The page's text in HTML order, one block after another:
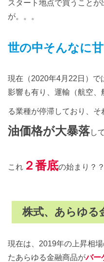
スタート地点で買うこと
が。。。
世の中そんなに
現在（2020年4月22日）で
影響も有り、運輸（航空
る業種が停滞しており、
油価格が大暴落し
これ ２番底の始まり？？
株式、あらゆる
現在は、2019年の上昇相
たあらゆる金融商品がバー